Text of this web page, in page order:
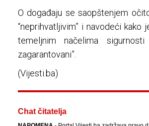
O događaju se saopštenjem
“neprihvatljivim” i navodeći
temeljnim načelima
zagarantovani”.
(Vijesti.ba)
Chat čitatelja